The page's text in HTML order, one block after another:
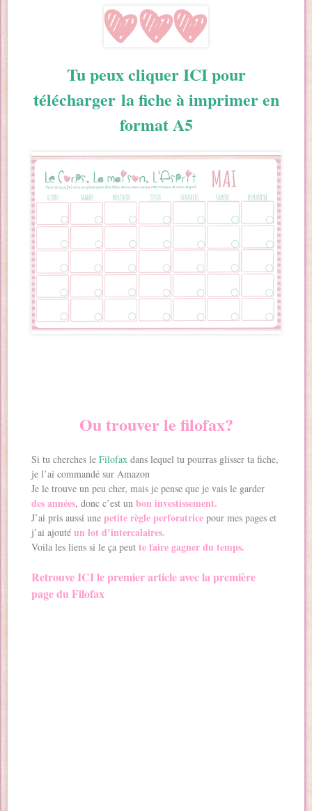
Tu peux cliquer ICI pour
télécharger la fiche à imprimer en
format A5
Ou trouver le filofax?
Si tu cherches leFilofax dans lequel tu pourras glisser ta fiche,
je l’ai commandé sur Amazon
Je le trouve un peu cher, mais je pense que je vais le garder
des années, donc c’est unbon investissement.
J’ai pris aussi unepetite règle perforatrice pour mes pages et
j’ai ajoutéun lot d’intercalaires.
Voila les liens si le ça peutte faire gagner du temps.
Retrouve ICI le premier article avec la première
page du Filofax